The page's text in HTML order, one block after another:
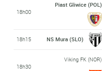
18h00
Piast Gliwice (POL)
18h15 NS Mura (SLO)
18h30
Viking FK (NOR)